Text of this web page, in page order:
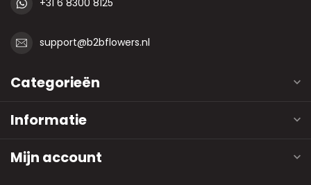
+31 6 8300 8125
support@b2bflowers.nl
Categorieën
Informatie
Mijn account